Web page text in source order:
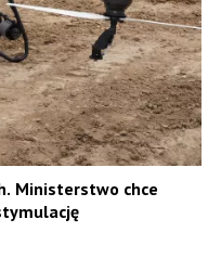
Ministerstwo chce